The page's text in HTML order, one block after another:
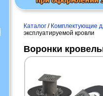
Каталог / Комплектующие
эксплуатируемой кровли
Воронки